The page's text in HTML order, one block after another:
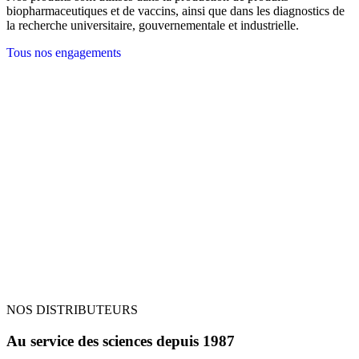
biopharmaceutiques et de vaccins, ainsi que dans les diagnostics de
la recherche universitaire, gouvernementale et industrielle.
Tous nos engagements
NOS DISTRIBUTEURS
Au service des sciences depuis 1987